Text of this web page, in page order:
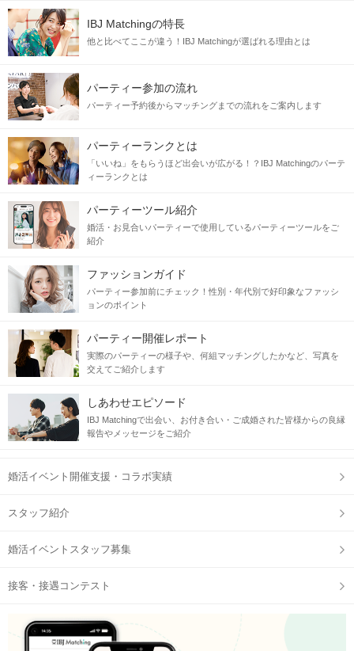
IBJ Matchingの特長
他と比べてここが違う！IBJ Matchingが選ばれる理由とは
パーティー参加の流れ
パーティー予約後からマッチングまでの流れをご案内します
パーティーランクとは
「いいね」をもらうほど出会いが広がる！？IBJ Matchingのパーテ
ィーランクとは
パーティーツール紹介
婚活・お見合いパーティーで使用しているパーティーツールをご
紹介
ファッションガイド
パーティー参加前にチェック！性別・年代別で好印象なファッシ
ョンのポイント
パーティー開催レポート
実際のパーティーの様子や、何組マッチングしたかなど、写真を
交えてご紹介します
しあわせエピソード
IBJ Matchingで出会い、お付き合い・ご成婚された皆様からの良縁
報告やメッセージをご紹介
婚活イベント開催支援・コラボ実績
スタッフ紹介
婚活イベントスタッフ募集
接客・接遇コンテスト